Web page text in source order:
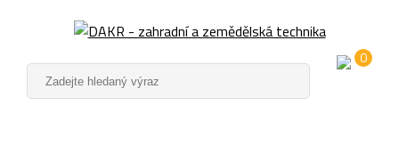
0